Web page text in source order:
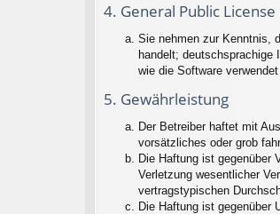
4. General Public License
Sie nehmen zur Kenntnis,
handelt; deutschsprachige
wie die Software
5. Gewährleistung
Der Betreiber haftet mit
vorsätzliches oder grob
Die Haftung ist gegenüber
Verletzung wesentlicher
vertragstypischen
Die Haftung ist gegenüber